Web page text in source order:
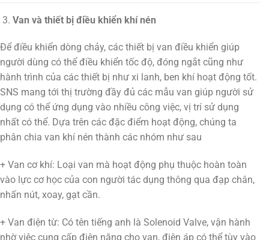
Van và thiết bị điều khiển khí nén
Để điều khiển dòng chảy, các thiết bị van điều khiển giúp
người dùng có thể điều khiển tốc độ, đóng ngắt cũng như
hành trình của các thiết bị như xi lanh, ben khí hoạt động tốt.
SNS mang tới thị trường đầy đủ các mẫu van giúp người sử
dụng có thể ứng dụng vào nhiều công việc, vị trí sử dụng
nhất có thể. Dựa trên các đặc điểm hoạt động, chúng ta
phân chia van khí nén thành các nhóm như sau
+ Van cơ khí: Loại van mà hoạt động phụ thuộc hoàn toàn
vào lực cơ học của con người tác dụng thông qua đạp chân,
nhấn nút, xoay, gạt cần.
+ Van điện từ: Có tên tiếng anh là Solenoid Valve, vận hành
nhờ việc cung cấp điện năng cho van, điện áp có thể tùy vào